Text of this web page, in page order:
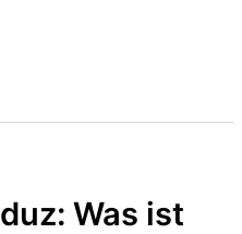
Was ist